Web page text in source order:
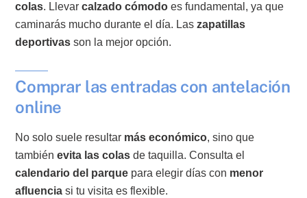
colas. Llevarcalzado cómodo es fundamental, ya que
caminarás mucho durante el día. Laszapatillas
deportivas son la mejor opción.
Comprar las entradas con antelación
online
No solo suele resultar más económico, sino que
tambiénevita las colas de taquilla. Consulta el
calendario del parque para elegir días con menor
afluencia si tu visita es flexible.